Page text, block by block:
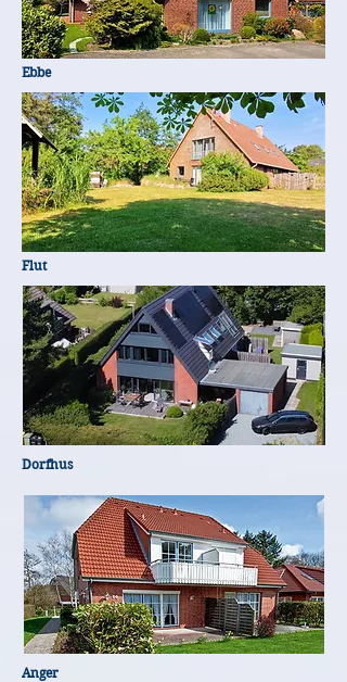
Ebbe
Flut
Dorfhus
Anger